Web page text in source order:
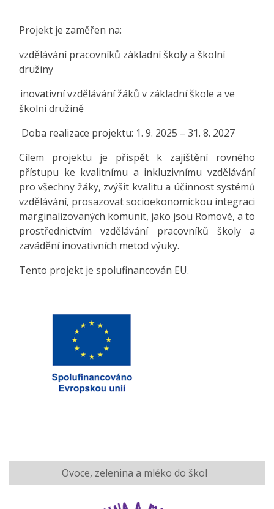
Projekt je zaměřen na:
vzdělávání pracovníků základní školy a školní
družiny
inovativní vzdělávání žáků v základní škole a ve
školní družině
Doba realizace projektu: 1. 9. 2025 – 31. 8. 2027
Cílem projektu je přispět k zajištění rovného
přístupu ke kvalitnímu a inkluzivnímu vzdělávání
pro všechny žáky, zvýšit kvalitu a účinnost systémů
vzdělávání, prosazovat socioekonomickou integraci
marginalizovaných komunit, jako jsou Romové, a to
prostřednictvím vzdělávání pracovníků školy a
zavádění inovativních metod výuky.
Tento projekt je spolufinancován EU.
Ovoce, zelenina a mléko do škol